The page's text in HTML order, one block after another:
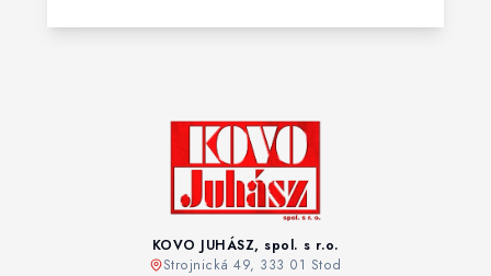
KOVO JUHÁSZ, spol. s r.o.
Strojnická 49, 333 01 Stod